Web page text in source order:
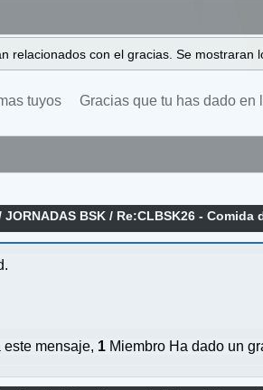
relacionados con el gracias. Se mostraran
tuyos Gracias que tu has dado en
JORNADAS BSK / Re:CLBSK26 - Comida
este mensaje, 1 Miembro Ha dado un